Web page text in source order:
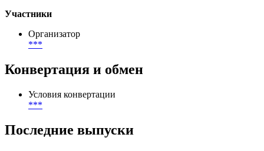
Участники
Организатор
***
Конвертация и обмен
Условия конвертации
***
Последние выпуски